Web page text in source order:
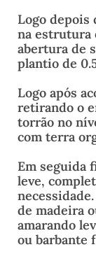
Logo depois
na estrutura
abertura de
plantio de
Logo após
retirando o
torrão no
com terra
Em seguida
leve,
de madeira
amarando
ou barbante